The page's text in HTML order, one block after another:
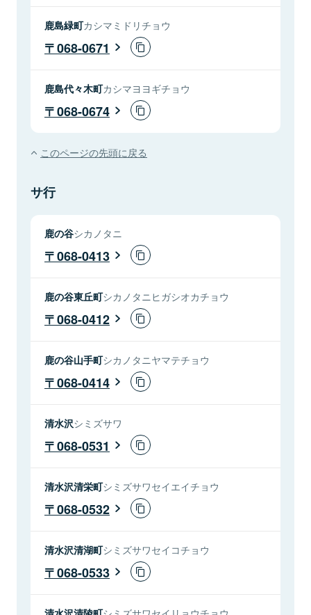
鹿島緑町カシマミドリチョウ
068-0671
鹿島代々木町カシマヨヨギチョウ
068-0674
このページの先頭に戻る
サ行
鹿の谷シカノタニ
068-0413
鹿の谷東丘町シカノタニヒガシオカチョウ
068-0412
鹿の谷山手町シカノタニヤマテチョウ
068-0414
清水沢シミズサワ
068-0531
清水沢清栄町シミズサワセイエイチョウ
068-0532
清水沢清湖町シミズサワセイコチョウ
068-0533